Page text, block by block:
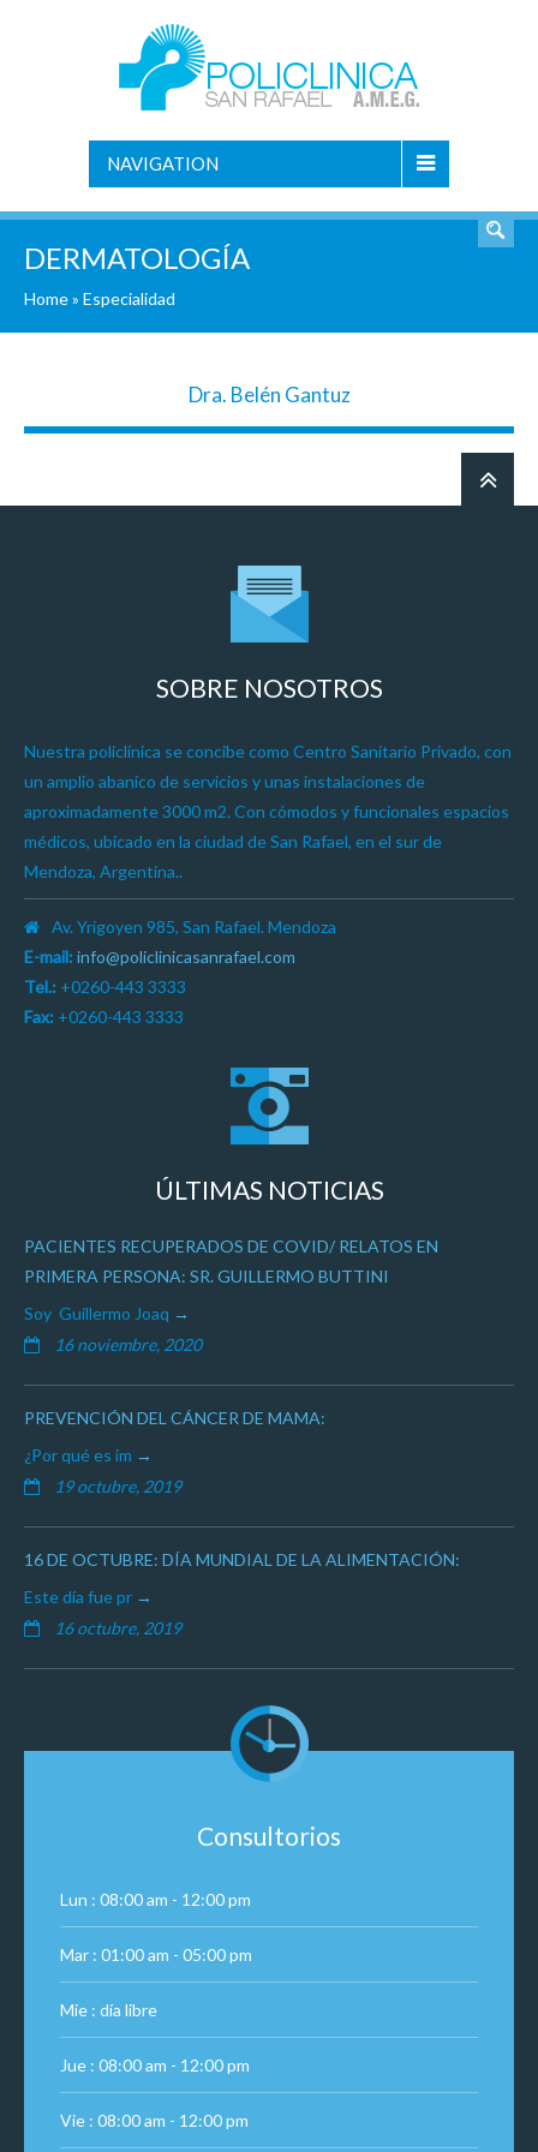
NAVIGATION
DERMATOLOGÍA
Home» Especialidad
Dra. Belén Gantuz
SOBRE NOSOTROS
Nuestra policlínica se concibe como Centro Sanitario Privado, con
un amplio abanico de servicios y unas instalaciones de
aproximadamente 3000 m2. Con cómodos y funcionales espacios
médicos, ubicado en la ciudad de San Rafael, en el sur de
Mendoza, Argentina..
Av. Yrigoyen 985, San Rafael. Mendoza
E-mail: info@policlinicasanrafael.com
Tel.: +0260-443 3333
Fax: +0260-443 3333
ÚLTIMAS NOTICIAS
PACIENTES RECUPERADOS DE COVID/ RELATOS EN
PRIMERA PERSONA: SR. GUILLERMO BUTTINI
Soy Guillermo Joaq
16 noviembre, 2020
PREVENCIÓN DEL CÁNCER DE MAMA:
¿Por qué es im
19 octubre, 2019
16 DE OCTUBRE: DÍA MUNDIAL DE LA ALIMENTACIÓN:
Este día fue pr
16 octubre, 2019
Consultorios
Lun : 08:00 am - 12:00 pm
Mar : 01:00 am - 05:00 pm
Mie : día libre
Jue : 08:00 am - 12:00 pm
Vie : 08:00 am - 12:00 pm